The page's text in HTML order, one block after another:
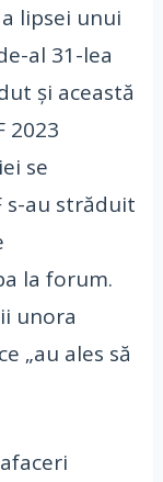
lipsei unui
al 31-lea
și această
2023
se
s-au străduit
la forum.
unora
„au ales să